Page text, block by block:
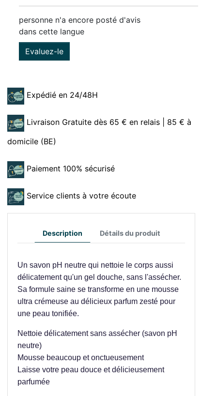
personne n'a encore posté d'avis
dans cette langue
Evaluez-le
Expédié en 24/48H
Livraison Gratuite dès 65 € en relais | 85 € à
domicile (BE)
Paiement 100% sécurisé
Service clients à votre écoute
Description Détails du produit
Un savon pH neutre qui nettoie le corps aussi
délicatement qu'un gel douche, sans l'assécher.
Sa formule saine se transforme en une mousse
ultra crémeuse au délicieux parfum zesté pour
une peau tonifiée.
Nettoie délicatement sans assécher (savon pH
neutre)
Mousse beaucoup et onctueusement
Laisse votre peau douce et délicieusement
parfumée